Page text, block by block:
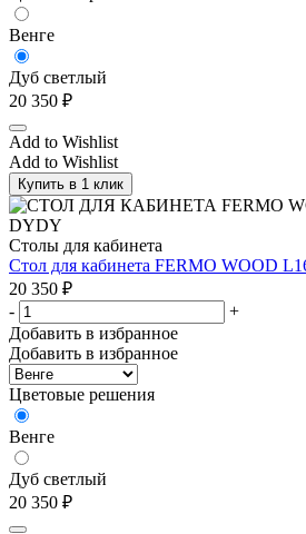
Венге
Дуб светлый
20 350 ₽
Add to Wishlist
Add to Wishlist
Купить в 1 клик
Столы для кабинета
Стол для кабинета FERMO WOOD
20 350 ₽
-
+
Добавить в избранное
Добавить в избранное
Цветовые решения
Венге
Дуб светлый
20 350 ₽